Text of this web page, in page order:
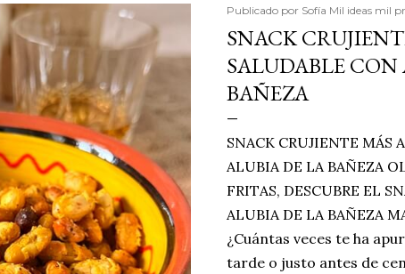
Publicado por Sofía Mil ideas mil
SNACK
SALUDABLE
BAÑEZA
SNACK CRUJIENTE MÁS
ALUBIA DE LA BAÑEZA
FRITAS, DESCUBRE EL
ALUBIA DE LA BAÑEZA
¿Cuántas veces te ha
tarde o justo antes de